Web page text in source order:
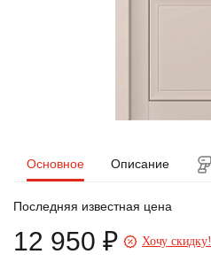
Основное Описание
Последняя известная цена
12 950 ₽ Хочу скидку!